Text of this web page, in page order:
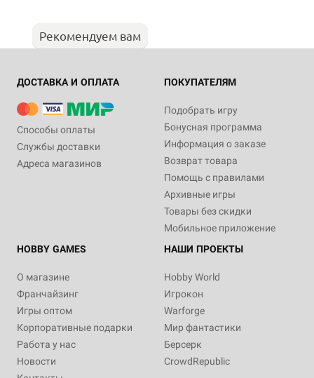
Рекомендуем вам
ДОСТАВКА И ОПЛАТА
Способы оплаты
Службы доставки
Адреса магазинов
ПОКУПАТЕЛЯМ
Подобрать игру
Бонусная программа
Информация о заказе
Возврат товара
Помощь с правилами
Архивные игры
Товары без скидки
Мобильное приложение
HOBBY GAMES
О магазине
Франчайзинг
Игры оптом
Корпоративные подарки
Работа у нас
Новости
НАШИ ПРОЕКТЫ
Hobby World
Игрокон
Warforge
Мир фантастики
Берсерк
CrowdRepublic